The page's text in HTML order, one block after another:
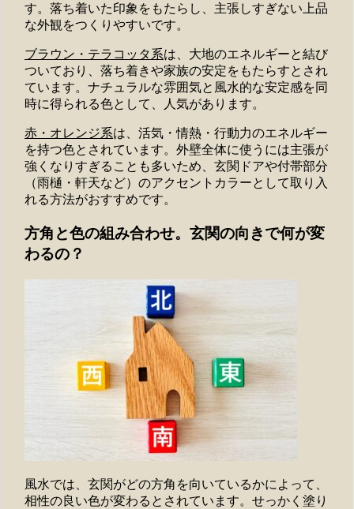
す。落ち着いた印象をもたらし、主張しすぎない上品
な外観をつくりやすいです。
ブラウン・テラコッタ系は、大地のエネルギーと結び
ついており、落ち着きや家族の安定をもたらすとされ
ています。ナチュラルな雰囲気と風水的な安定感を同
時に得られる色として、人気があります。
赤・オレンジ系は、活気・情熱・行動力のエネルギー
を持つ色とされています。外壁全体に使うには主張が
強くなりすぎることも多いため、玄関ドアや付帯部分
（雨樋・軒天など）のアクセントカラーとして取り入
れる方法がおすすめです。
方角と色の組み合わせ。玄関の向きで何が変
わるの？
風水では、玄関がどの方角を向いているかによって、
相性の良い色が変わるとされています。せっかく塗り